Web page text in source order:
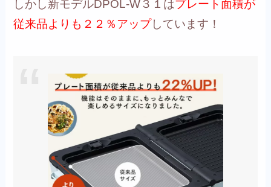
しかし新モデルDPOL-W３１はプレート面積が
従来品よりも２２％アップしています！